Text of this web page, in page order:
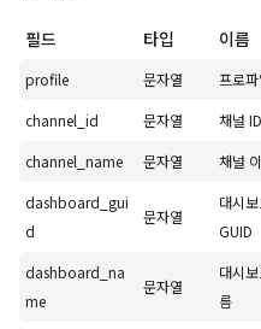
필드 타입 이름
profile 문자열 프로
channel_id
문자열 채널 ID
channel_name
문자열 채널
dashboard_gui
d
문자열
대시
GUID
dashboard_na
me
문자열
대시
름